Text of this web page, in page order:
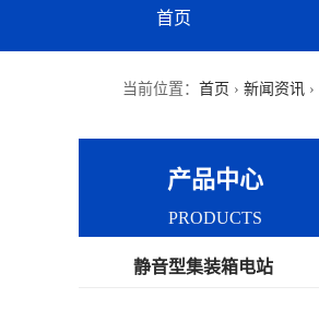
首页
当前位置： 首页 › 新闻资讯 ›
产品中心
PRODUCTS
静音型集装箱电站